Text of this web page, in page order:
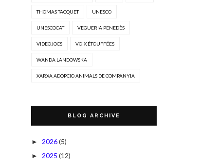
THOMAS TACQUET UNESCO
UNESCOCAT VEGUERIA PENEDÈS
VIDEOJOCS VOIX ÉTOUFFÉES
WANDA LANDOWSKA
XARXA ADOPCIO ANIMALS DE COMPANYIA
BLOG ARCHIVE
► 2026(5)
► 2025 (12)